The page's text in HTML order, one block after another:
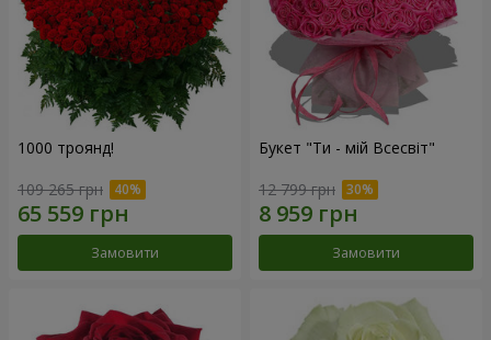
1000 троянд!
109 265 грн
Замовити
Букет "Ти - мій Всесвіт"
12 799 грн
Замовити